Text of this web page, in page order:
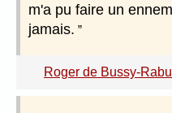
m'a pu faire un
jamais.
Roger de Bussy-